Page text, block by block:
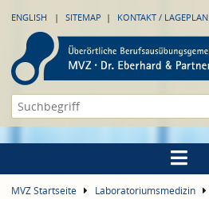
ENGLISH SITEMAP KONTAKT / LAGEPLAN
MVZ Startseite Laboratoriumsmedizin